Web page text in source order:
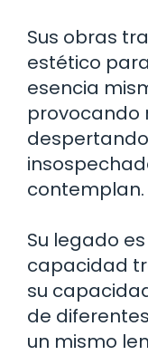
Sus obras
estético
esencia
provocando
contemplan.
Su legado
capacidad
su
de
un mismo